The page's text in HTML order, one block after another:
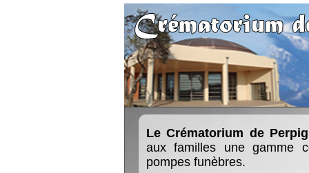
Le Crématorium de
aux familles une gamme
pompes funèbres.